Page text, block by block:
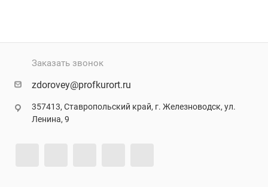
Заказать звонок
zdorovey@profkurort.ru
357413, Ставропольский край, г. Железноводск, ул.
Ленина, 9